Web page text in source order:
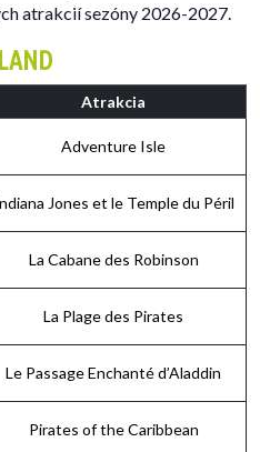
atrakcií sezóny 2026-2027.
Atrakcia
Adventure Isle
Jones et le Temple du Péril
La Cabane des Robinson
La Plage des Pirates
Le Passage Enchanté d’Aladdin
Pirates of the Caribbean